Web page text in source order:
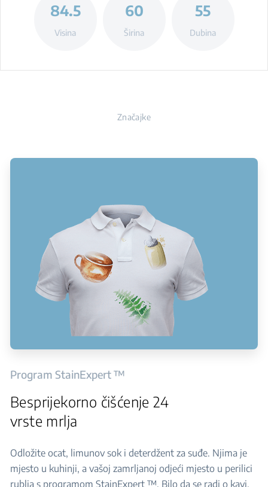
84.5
Visina
60
Širina
55
Dubina
Značajke
Program StainExpert ™
Besprijekorno čišćenje 24
vrste mrlja
Odložite ocat, limunov sok i deterdžent za suđe. Njima je
mjesto u kuhinji, a vašoj zamrljanoj odjeći mjesto u perilici
rublja s programom StainExpert ™. Bilo da se radi o kavi,